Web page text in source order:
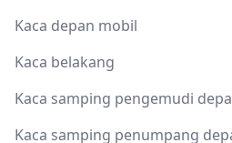
Kaca depan mobil
Kaca belakang
Kaca samping pengemudi
Kaca samping penumpang